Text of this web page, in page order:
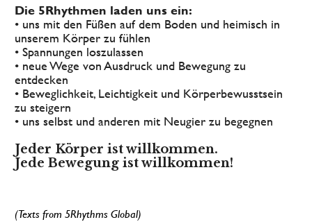
Die 5Rhythmen laden uns ein:
• uns mit den Füßen auf dem Boden und heimisch in
unserem Körper zu fühlen
• Spannungen loszulassen
• neue Wege von Ausdruck und Bewegung zu
entdecken
• Beweglichkeit, Leichtigkeit und Körperbewusstsein
zu steigern
• uns selbst und anderen mit Neugier zu begegnen
Jeder Körper ist willkommen.
Jede Bewegung ist willkommen!
(Texts from 5Rhythms Global)